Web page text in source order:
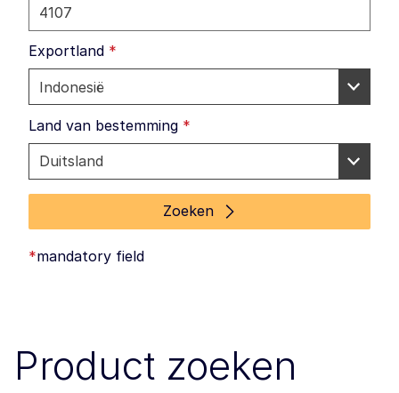
Exportland *
Land van bestemming *
Zoeken
*mandatory field
Product zoeken